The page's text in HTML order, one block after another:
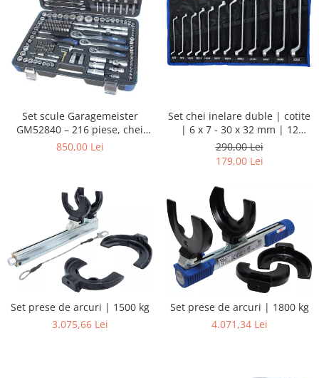
Set scule Garagemeister
GM52840 – 216 piese, chei
tubulare 1/4”, 3/8”, 1/2”, biți,
850,00 Lei
Set chei inelare duble | cotite
| 6 x 7 - 30 x 32 mm | 12
piese
290,00 Lei
179,00 Lei
Set prese de arcuri | 1500 kg
3.075,66 Lei
Set prese de arcuri | 1800 kg
4.071,34 Lei